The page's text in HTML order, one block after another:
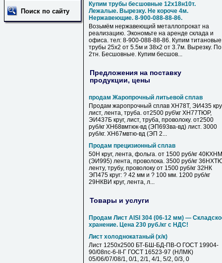
Поиск по сайту
Купим трубы бесшовные 12х18н10т.
Лежалые. Вырезку. Не короче 4м.
Нержавеющие. 8-900-088-88-86.
Возьмём нержавеющий металлопрокат на
реализацию. Экономьте на аренде склада и
офиса. тел: 8-900-088-88-86. Купим титановые
трубы 25х2 от 5.5м и 38х2 от 3.7м. Вырезку. По
2тн. Бесшовные. Купим бесшов...
Предложения на поставку
продукции, цены
продам Жаропрочный литьевой сплав
Продам жаропрочный сплав ХН78Т, ЭИ435
лист, лента, труба. от2500 руб\кг ХН77ТЮР,
ЭИ437Б круг, лист, труба, проволоку. от2500
руб/кг ХН68вмтюк-вд (ЭП693ва-вд) лист. 3000
руб/кг. ХН67мвтю-вд (ЭП 2...
Продам прецизионный сплав
50Н круг, лента, фольга. от 1500 руб/кг 40КХНМ
(ЭИ995) лента, проволока. 3500 руб/кг
ленту, трубу, проволоку от 1500 руб/кг 32НК
ЭП475 круг: ? 42 мм и ? 100 мм. 1200 руб/кг
29НКВИ круг, лента, л...
Товары и услуги
Продам Лист AISI 304 (06-12 мм) —
хранение. Цена 230 руб./кг с НДС!
Лист холоднокатаный (х/к)
Лист 1250х2500 БТ-БШ-БД-ПВ-О ГОСТ 19904-
90/08пс-6-II-Г ГОСТ 16523-97 (НЛМК)
05/06/07/08/1, 0/1, 2/1, 4/1, 5/2, 0/3, 0